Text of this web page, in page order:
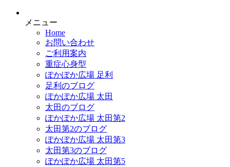
メニュー
Home
お問い合わせ
ご利用案内
重症心身型
ぽかぽか広場 足利
足利のブログ
ぽかぽか広場 太田
太田のブログ
ぽかぽか広場 太田第2
太田第2のブログ
ぽかぽか広場 太田第3
太田第3のブログ
ぽかぽか広場 太田第5